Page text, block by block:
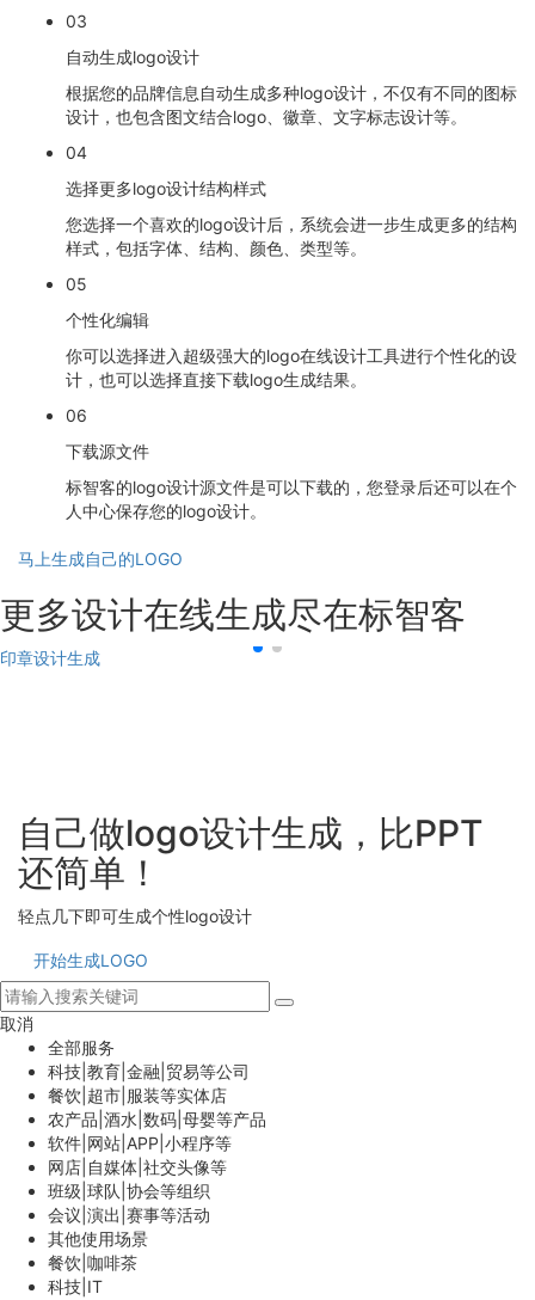
03
自动生成logo设计
根据您的品牌信息自动生成多种logo设计，不仅有不同的图标
设计，也包含图文结合logo、徽章、文字标志设计等。
04
选择更多logo设计结构样式
您选择一个喜欢的logo设计后，系统会进一步生成更多的结构
样式，包括字体、结构、颜色、类型等。
05
个性化编辑
你可以选择进入超级强大的logo在线设计工具进行个性化的设
计，也可以选择直接下载logo生成结果。
06
下载源文件
标智客的logo设计源文件是可以下载的，您登录后还可以在个
人中心保存您的logo设计。
马上生成自己的LOGO
更多设计在线生成尽在标智客
印章设计生成
自己做logo设计生成，比PPT
还简单！
轻点几下即可生成个性logo设计
开始生成LOGO
取消
全部服务
科技|教育|金融|贸易等公司
餐饮|超市|服装等实体店
农产品|酒水|数码|母婴等产品
软件|网站|APP|小程序等
网店|自媒体|社交头像等
班级|球队|协会等组织
会议|演出|赛事等活动
其他使用场景
餐饮|咖啡茶
科技|IT